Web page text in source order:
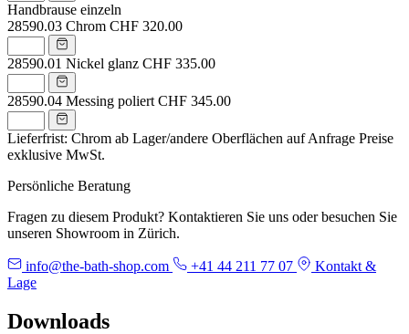
Handbrause einzeln
28590.03 Chrom CHF 320.00
28590.01 Nickel glanz CHF 335.00
28590.04 Messing poliert CHF 345.00
Lieferfrist: Chrom ab Lager/andere Oberflächen auf Anfrage Preise
exklusive MwSt.
Persönliche Beratung
Fragen zu diesem Produkt? Kontaktieren Sie uns oder besuchen Sie
unseren Showroom in Zürich.
info@the-bath-shop.com +41 44 211 77 07
Kontakt &
Lage
Downloads